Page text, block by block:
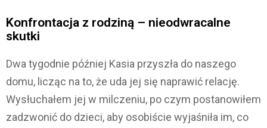
Konfrontacja z rodziną – nieodwracalne
skutki
Dwa tygodnie później Kasia przyszła do naszego
domu, licząc na to, że uda jej się naprawić relację.
Wysłuchałem jej w milczeniu, po czym postanowiłem
zadzwonić do dzieci, aby osobiście wyjaśniła im, co